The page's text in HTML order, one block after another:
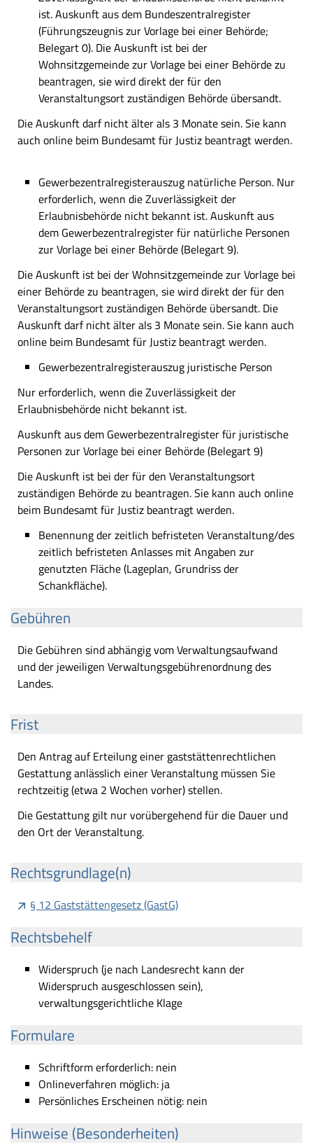
ist. Auskunft aus dem Bundeszentralregister
(Führungszeugnis zur Vorlage bei einer Behörde;
Belegart 0). Die Auskunft ist bei der
Wohnsitzgemeinde zur Vorlage bei einer Behörde zu
beantragen, sie wird direkt der für den
Veranstaltungsort zuständigen Behörde übersandt.
Die Auskunft darf nicht älter als 3 Monate sein. Sie kann
auch online beim Bundesamt für Justiz beantragt werden.
Gewerbezentralregisterauszug natürliche Person. Nur
erforderlich, wenn die Zuverlässigkeit der
Erlaubnisbehörde nicht bekannt ist. Auskunft aus
dem Gewerbezentralregister für natürliche Personen
zur Vorlage bei einer Behörde (Belegart 9).
Die Auskunft ist bei der Wohnsitzgemeinde zur Vorlage bei
einer Behörde zu beantragen, sie wird direkt der für den
Veranstaltungsort zuständigen Behörde übersandt. Die
Auskunft darf nicht älter als 3 Monate sein. Sie kann auch
online beim Bundesamt für Justiz beantragt werden.
Gewerbezentralregisterauszug juristische Person
Nur erforderlich, wenn die Zuverlässigkeit der
Erlaubnisbehörde nicht bekannt ist.
Auskunft aus dem Gewerbezentralregister für juristische
Personen zur Vorlage bei einer Behörde (Belegart 9)
Die Auskunft ist bei der für den Veranstaltungsort
zuständigen Behörde zu beantragen. Sie kann auch online
beim Bundesamt für Justiz beantragt werden.
Benennung der zeitlich befristeten Veranstaltung/des
zeitlich befristeten Anlasses mit Angaben zur
genutzten Fläche(Lageplan, Grundriss der
Schankfläche).
Gebühren
Die Gebühren sind abhängig vom Verwaltungsaufwand
und der jeweiligen Verwaltungsgebührenordnung des
Landes.
Frist
Den Antrag auf Erteilung einer gaststättenrechtlichen
Gestattung anlässlich einer Veranstaltung müssen Sie
rechtzeitig (etwa 2 Wochen vorher) stellen.
Die Gestattung gilt nur vorübergehend für die Dauer und
den Ort der Veranstaltung.
Rechtsgrundlage(n)
§ 12 Gaststättengesetz (GastG)
Rechtsbehelf
Widerspruch (je nach Landesrecht kann der
Widerspruch ausgeschlossen sein),
verwaltungsgerichtliche Klage
Formulare
Schriftform erforderlich: nein
Onlineverfahren möglich: ja
Persönliches Erscheinen nötig: nein
Hinweise (Besonderheiten)